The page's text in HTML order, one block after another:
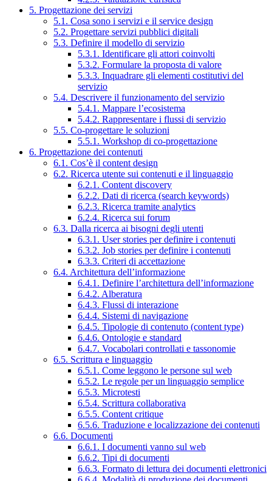
5. Progettazione dei servizi
5.1. Cosa sono i servizi e il service design
5.2. Progettare servizi pubblici digitali
5.3. Definire il modello di servizio
5.3.1. Identificare gli attori coinvolti
5.3.2. Formulare la proposta di valore
5.3.3. Inquadrare gli elementi costitutivi del
servizio
5.4. Descrivere il funzionamento del servizio
5.4.1. Mappare l’ecosistema
5.4.2. Rappresentare i flussi di servizio
5.5. Co-progettare le soluzioni
5.5.1. Workshop di co-progettazione
6. Progettazione dei contenuti
6.1. Cos’è il content design
6.2. Ricerca utente sui contenuti e il linguaggio
6.2.1. Content discovery
6.2.2. Dati di ricerca (search keywords)
6.2.3. Ricerca tramite analytics
6.2.4. Ricerca sui forum
6.3. Dalla ricerca ai bisogni degli utenti
6.3.1. User stories per definire i contenuti
6.3.2. Job stories per definire i contenuti
6.3.3. Criteri di accettazione
6.4. Architettura dell’informazione
6.4.1. Definire l’architettura dell’informazione
6.4.2. Alberatura
6.4.3. Flussi di interazione
6.4.4. Sistemi di navigazione
6.4.5. Tipologie di contenuto (content type)
6.4.6. Ontologie e standard
6.4.7. Vocabolari controllati e tassonomie
6.5. Scrittura e linguaggio
6.5.1. Come leggono le persone sul web
6.5.2. Le regole per un linguaggio semplice
6.5.3. Microtesti
6.5.4. Scrittura collaborativa
6.5.5. Content critique
6.5.6. Traduzione e localizzazione dei contenuti
6.6. Documenti
6.6.1. I documenti vanno sul web
6.6.2. Tipi di documenti
6.6.3. Formato di lettura dei documenti elettronici